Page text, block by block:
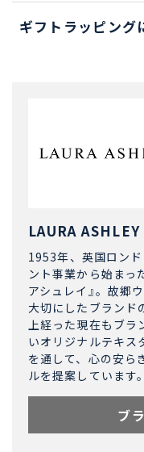
ギフトラッピング
LAURA ASHLEY
1953年、英国ロン
ント事業から始まっ
アシュレイ』。故郷
大切にしたブランド
上経った現在もブ
いオリジナルテキス
を通して、心の安ら
ルを提案しています。
ブ